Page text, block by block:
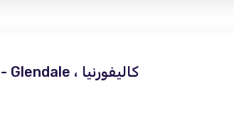
الإحالة القانونية هي التوظيف - Glendale ، كاليفورنيا